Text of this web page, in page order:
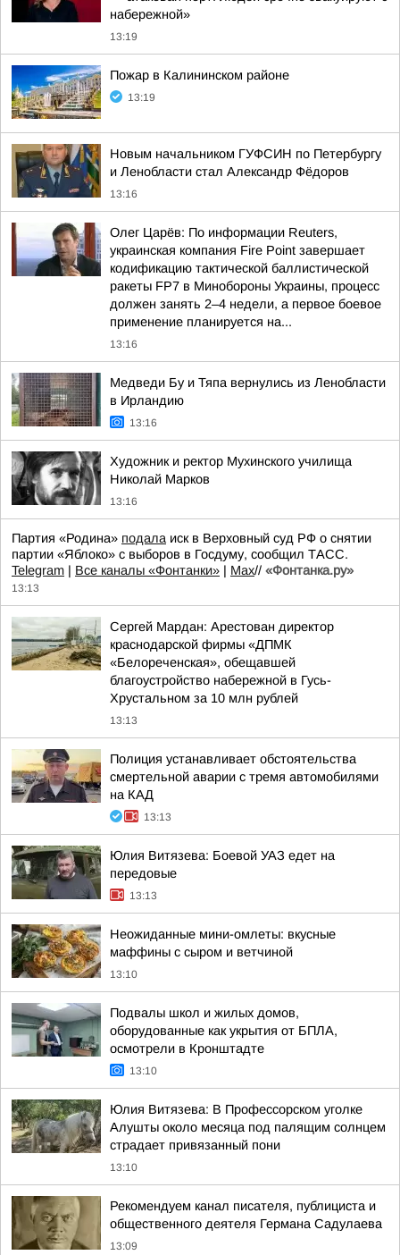
набережной»
13:19
Пожар в Калининском районе
13:19
Новым начальником ГУФСИН по Петербургу
и Ленобласти стал Александр Фёдоров
13:16
Олег Царёв: По информации Reuters,
украинская компания Fire Point завершает
кодификацию тактической баллистической
ракеты FP7 в Минобороны Украины, процесс
должен занять 2–4 недели, а первое боевое
применение планируется на...
13:16
Медведи Бу и Тяпа вернулись из Ленобласти
в Ирландию
13:16
Художник и ректор Мухинского училища
Николай Марков
13:16
Партия «Родина» подала иск в Верховный суд РФ о снятии
партии «Яблоко» с выборов в Госдуму, сообщил ТАСС.
Telegram | Все каналы «Фонтанки» | Max// «Фонтанка.ру»
13:13
Сергей Мардан: Арестован директор
краснодарской фирмы «ДПМК
«Белореченская», обещавшей
благоустройство набережной в Гусь-
Хрустальном за 10 млн рублей
13:13
Полиция устанавливает обстоятельства
смертельной аварии с тремя автомобилями
на КАД
13:13
Юлия Витязева: Боевой УАЗ едет на
передовые
13:13
Неожиданные мини-омлеты: вкусные
маффины с сыром и ветчиной
13:10
Подвалы школ и жилых домов,
оборудованные как укрытия от БПЛА,
осмотрели в Кронштадте
13:10
Юлия Витязева: В Профессорском уголке
Алушты около месяца под палящим солнцем
страдает привязанный пони
13:10
Рекомендуем канал писателя, публициста и
общественного деятеля Германа Садулаева
13:09